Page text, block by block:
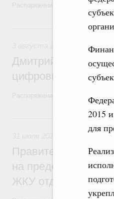
2015
для
Распоряжение от 3 августа 2026
Дмитрий
цифровых
Распоряжение от 25 июля 2026
Социальная
Правительство
на
ЖКУ отдельным